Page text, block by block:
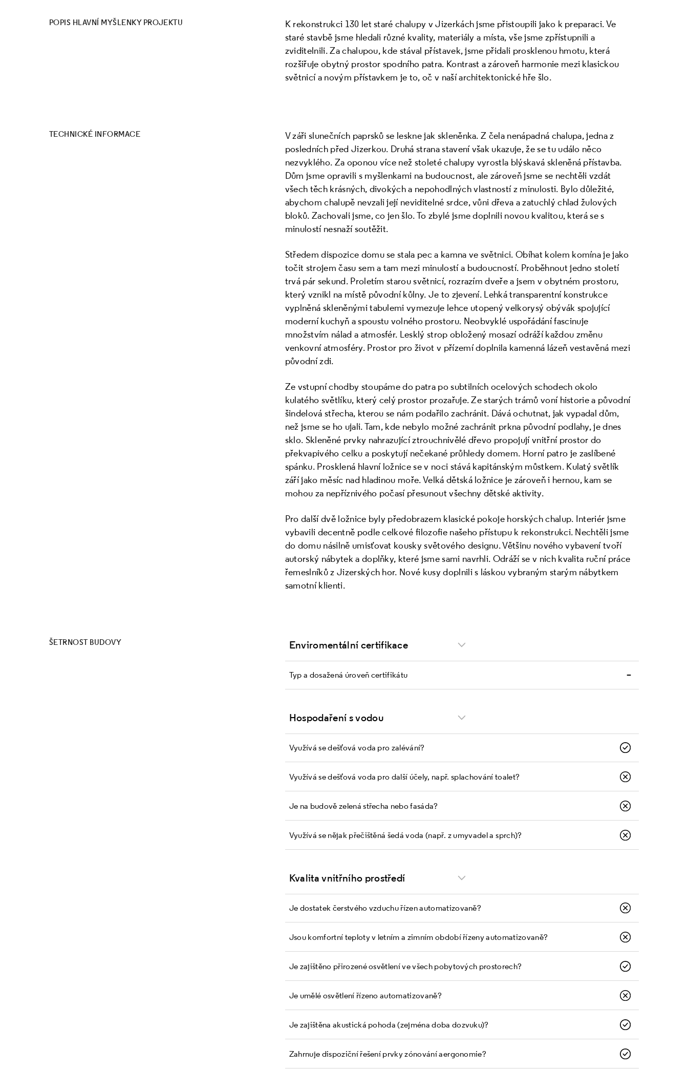
POPIS HLAVNÍ MYŠLENKY PROJEKTU
K rekonstrukci 130 let staré chalupy v Jizerkách jsme přistoupili jako k preparaci. Ve
staré stavbě jsme hledali různé kvality, materiály a místa, vše jsme zpřístupnili a
zviditelnili. Za chalupou, kde stával přístavek, jsme přidali prosklenou hmotu, která
rozšiřuje obytný prostor spodního patra. Kontrast a zároveň harmonie mezi klasickou
světnicí a novým přístavkem je to, oč v naší architektonické hře šlo.
TECHNICKÉ INFORMACE
V záři slunečních paprsků se leskne jak skleněnka. Z čela nenápadná chalupa, jedna z
posledních před Jizerkou. Druhá strana stavení však ukazuje, že se tu událo něco
nezvyklého. Za oponou více než stoleté chalupy vyrostla blýskavá skleněná přístavba.
Dům jsme opravili s myšlenkami na budoucnost, ale zároveň jsme se nechtěli vzdát
všech těch krásných, divokých a nepohodlných vlastností z minulosti. Bylo důležité,
abychom chalupě nevzali její neviditelné srdce, vůni dřeva a zatuchlý chlad žulových
bloků. Zachovali jsme, co jen šlo. To zbylé jsme doplnili novou kvalitou, která se s
minulostí nesnaží soutěžit.
Středem dispozice domu se stala pec a kamna ve světnici. Obíhat kolem komína je jako
točit strojem času sem a tam mezi minulostí a budoucností. Proběhnout jedno století
trvá pár sekund. Proletím starou světnicí, rozrazím dveře a jsem v obytném prostoru,
který vznikl na místě původní kůlny. Je to zjevení. Lehká transparentní konstrukce
vyplněná skleněnými tabulemi vymezuje lehce utopený velkorysý obývák spojující
moderní kuchyň a spoustu volného prostoru. Neobvyklé uspořádání fascinuje
množstvím nálad a atmosfér. Lesklý strop obložený mosazí odráží každou změnu
venkovní atmosféry. Prostor pro život v přízemí doplnila kamenná lázeň vestavěná mezi
původní zdi.
Ze vstupní chodby stoupáme do patra po subtilních ocelových schodech okolo
kulatého světlíku, který celý prostor prozařuje. Ze starých trámů voní historie a původní
šindelová střecha, kterou se nám podařilo zachránit. Dává ochutnat, jak vypadal dům,
než jsme se ho ujali. Tam, kde nebylo možné zachránit prkna původní podlahy, je dnes
sklo. Skleněné prvky nahrazující ztrouchnivělé dřevo propojují vnitřní prostor do
překvapivého celku a poskytují nečekané průhledy domem. Horní patro je zaslíbené
spánku. Prosklená hlavní ložnice se v noci stává kapitánským můstkem. Kulatý světlík
září jako měsíc nad hladinou moře. Velká dětská ložnice je zároveň i hernou, kam se
mohou za nepříznivého počasí přesunout všechny dětské aktivity.
Pro další dvě ložnice byly předobrazem klasické pokoje horských chalup. Interiér jsme
vybavili decentně podle celkové filozofie našeho přístupu k rekonstrukci. Nechtěli jsme
do domu násilně umisťovat kousky světového designu. Většinu nového vybavení tvoří
autorský nábytek a doplňky, které jsme sami navrhli. Odráží se v nich kvalita ruční práce
řemeslníků z Jizerských hor. Nové kusy doplnili s láskou vybraným starým nábytkem
samotní klienti.
ŠETRNOST BUDOVY Enviromentální certifikace
Typ a dosažená úroveň certifikátu –
Hospodaření s vodou
Využívá se dešťová voda pro zalévání?
Využívá se dešťová voda pro další účely, např. splachování toalet?
Je na budově zelená střecha nebo fasáda?
Využívá se nějak přečištěná šedá voda (např. z umyvadel a sprch)?
Kvalita vnitřního prostředí
Je dostatek čerstvého vzduchu řízen automatizovaně?
Jsou komfortní teploty v letním a zimním období řízeny automatizovaně?
Je zajištěno přirozené osvětlení ve všech pobytových prostorech?
Je umělé osvětlení řízeno automatizovaně?
Je zajištěna akustická pohoda (zejména doba dozvuku)?
Zahrnuje dispoziční řešení prvky zónování a ergonomie?